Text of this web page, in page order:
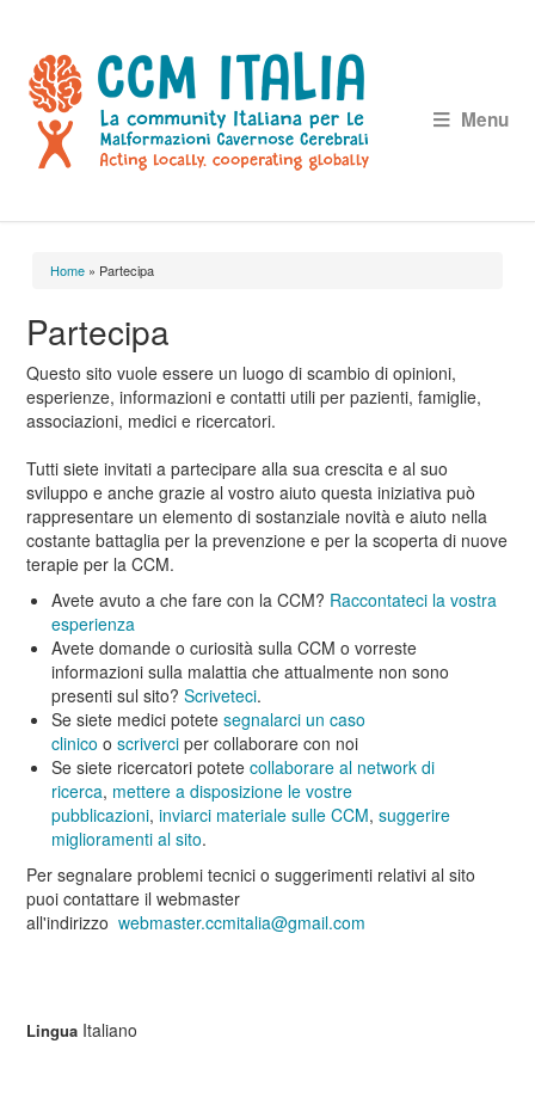
Menu
Tu sei qui
Home » Partecipa
Partecipa
Questo sito vuole essere un luogo di scambio di opinioni,
esperienze, informazioni e contatti utili per pazienti, famiglie,
associazioni, medici e ricercatori.
Tutti siete invitati a partecipare alla sua crescita e al suo
sviluppo e anche grazie al vostro aiuto questa iniziativa può
rappresentare un elemento di sostanziale novità e aiuto nella
costante battaglia per la prevenzione e per la scoperta di nuove
terapie per la CCM.
Avete avuto a che fare con la CCM? Raccontateci la vostra
esperienza
Avete domande o curiosità sulla CCM o vorreste
informazioni sulla malattia che attualmente non sono
presenti sul sito?Scriveteci.
Se siete medici potetesegnalarci un caso
clinico oscriverci per collaborare con noi
Se siete ricercatori potetecollaborare al network di
ricerca, mettere a disposizione le vostre
pubblicazioni,inviarci materiale sulle CCM,suggerire
miglioramenti al sito.
Per segnalare problemi tecnici o suggerimenti relativi al sito
puoi contattare il webmaster
all'indirizzowebmaster.ccmitalia@gmail.com
Lingua Italiano